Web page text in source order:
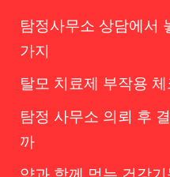
탐정사무소 상담에서
가지
탈모 치료제 부작용
탐정 사무소 의뢰 후
까